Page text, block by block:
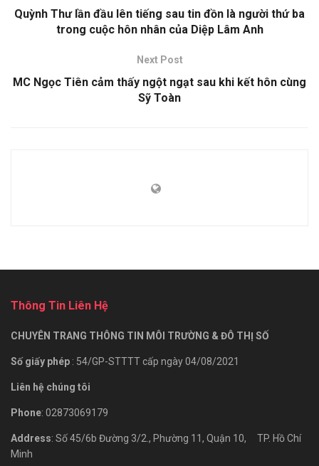
Quỳnh Thư lần đầu lên tiếng sau tin đồn là người thứ ba
trong cuộc hôn nhân của Diệp Lâm Anh
Next Post
MC Ngọc Tiên cảm thấy ngột ngạt sau khi kết hôn cùng
Sỹ Toàn
Thông Tin Liên Hệ
CHUYÊN TRANG THÔNG TIN MÔI TRƯỜNG & ĐÔ THỊ SỐ
Số giấy phép : 54/GP-STTTT cấp ngày 04/08/2021
Liên hệ chúng tôi
Phone: 02873069179
Address: Số 45/6b Đường 3/2., Phường 11, Quận 10, TP. Hồ Chí
Minh